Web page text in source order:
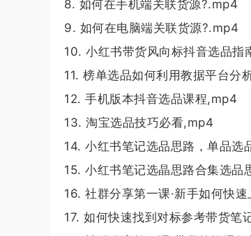
8. 如何在手机端关联货源?.mp4
9. 如何在电脑端关联货源?.mp4
10. 小红书带货风向标抖音选品指
11. 榜单选品如何利用教据平台分
12. 手机版本抖音选品课程,mp4
13. 淘宝选品技巧必看,mp4
14. 小红书笔记选品思路，单品选
15. 小红书笔记选晶思路合集选品
16. 社群分享第一课·新手如何快
17. 如何快速找到对标参考带货笔